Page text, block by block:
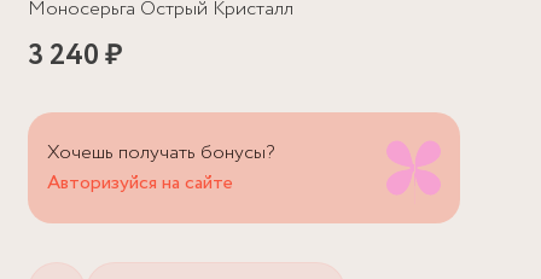
Моносерьга Острый Кристалл
3 240 ₽
Хочешь получать бонусы?
Авторизуйся на сайте